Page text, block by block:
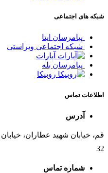
شبکه های اجتماعی
پیامرسان ایتا
شبکه اجتماعی ویراستی
آپارات
پیامرسان بله
روبیکا
اطلاعات تماس
آدرس
32
شماره تماس